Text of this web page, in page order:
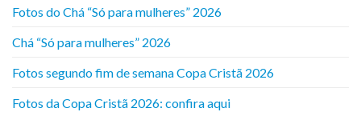
Fotos do Chá “Só para mulheres” 2026
Chá “Só para mulheres” 2026
Fotos segundo fim de semana Copa Cristã 2026
Fotos da Copa Cristã 2026: confira aqui